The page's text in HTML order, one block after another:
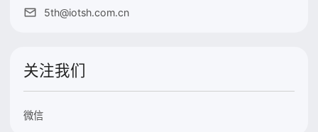
5th@iotsh.com.cn
关注我们
微信